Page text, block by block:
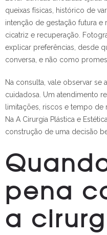
queixas físicas, histórico de
intenção de gestação futura e
cicatriz e recuperação.
explicar preferências, desde
conversa, e não como
Na consulta, vale observar se
cuidadosa. Um atendimento
limitações, riscos e tempo de
Na A Cirurgia Plástica e
construção de uma decisão
pena
a